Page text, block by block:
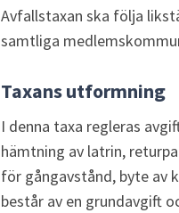
Avfallstaxan ska följa
samtliga
Taxans utformning
I denna taxa regleras
hämtning av latrin,
för gångavstånd, byte av
består av en grundavgift